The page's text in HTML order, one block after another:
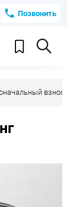
Позвонить
взнос